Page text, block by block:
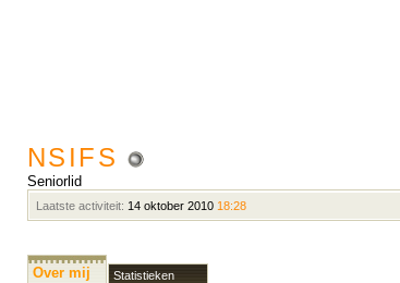
NSIFS
Seniorlid
Laatste activiteit: 14 oktober 2010 18:28
Over mij Statistieken